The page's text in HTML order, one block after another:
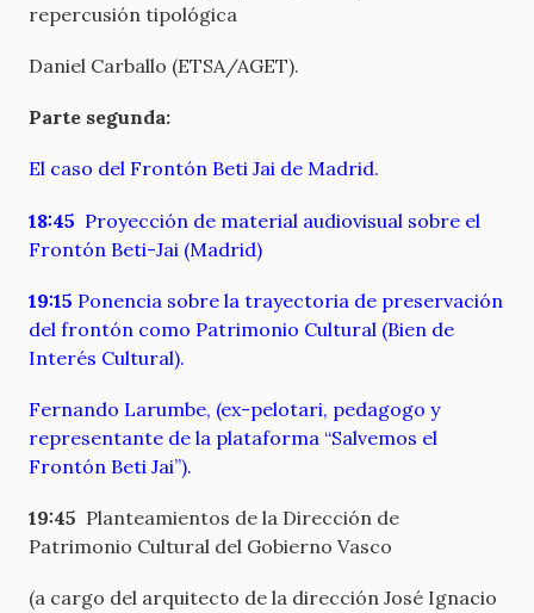
repercusión tipológica
Daniel Carballo (ETSA/AGET).
Parte segunda:
El caso del Frontón Beti Jai de Madrid.
18:45 Proyección de material audiovisual sobre el
Frontón Beti-Jai (Madrid)
19:15 Ponencia sobre la trayectoria de preservación
del frontón como Patrimonio Cultural (Bien de
Interés Cultural).
Fernando Larumbe, (ex-pelotari, pedagogo y
representante de la plataforma “Salvemos el
Frontón Beti Jai”).
19:45 Planteamientos de la Dirección de
Patrimonio Cultural del Gobierno Vasco
(a cargo del arquitecto de la dirección José Ignacio